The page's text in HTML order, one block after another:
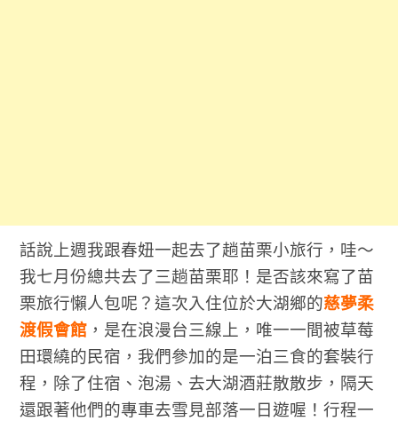
話說上週我跟春妞一起去了趟苗栗小旅行，哇～
我七月份總共去了三趟苗栗耶！是否該來寫了苗
栗旅行懶人包呢？這次入住位於大湖鄉的慈夢柔
渡假會館，是在浪漫台三線上，唯一一間被草莓
田環繞的民宿，我們參加的是一泊三食的套裝行
程，除了住宿、泡湯、去大湖酒莊散散步，隔天
還跟著他們的專車去雪見部落一日遊喔！行程一